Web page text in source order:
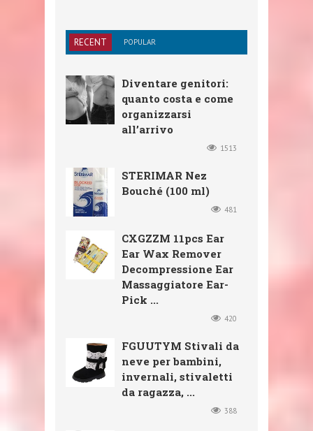
RECENT POPULAR
Diventare genitori:
quanto costa e come
organizzarsi
all’arrivo
1513
STERIMAR Nez
Bouché (100 ml)
481
CXGZZM 11pcs Ear
Ear Wax Remover
Decompressione Ear
Massaggiatore Ear-
Pick ...
420
FGUUTYM Stivali da
neve per bambini,
invernali, stivaletti
da ragazza, ...
388